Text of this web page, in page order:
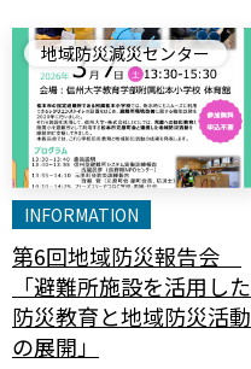
地域防災減災センター
INFORMATION
第6回地域防災報告会
「避難所施設を活用した
防災教育と地域防災活動
の展開」